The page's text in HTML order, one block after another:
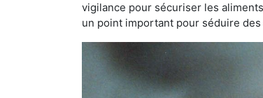
vigilance pour sécuriser les
un point important pour séduire